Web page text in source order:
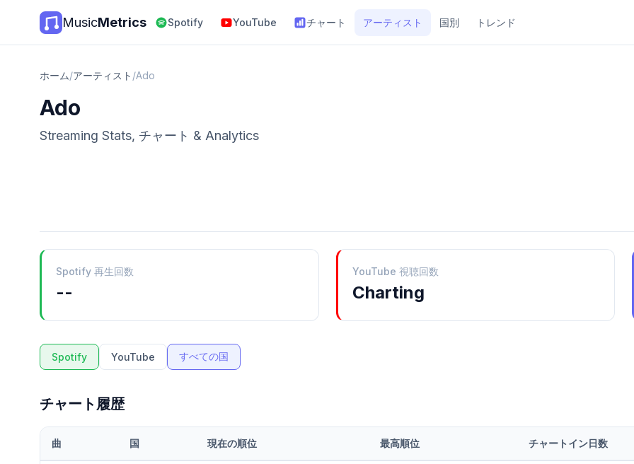
MusicMetrics Spotify YouTube チャート アーティスト 国別 トレンド
ホーム/アーティスト /Ado
Ado
Streaming Stats, チャート & Analytics
Spotify 再生回数
--
YouTube 視聴回数
Charting
Spotify YouTube すべての国
チャート履歴
曲 国 現在の順位 最高順位 チャートイン日数